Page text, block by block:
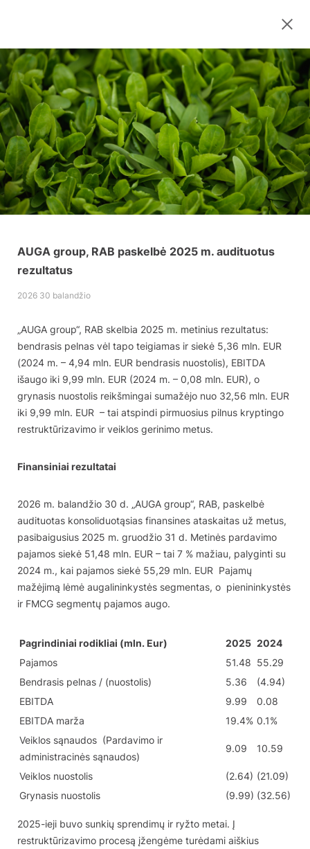
AUGA group, RAB paskelbė 2025 m. audituotus
rezultatus
2026 30 balandžio
„AUGA group“, RAB skelbia 2025 m. metinius rezultatus:
bendrasis pelnas vėl tapo teigiamas ir siekė 5,36 mln. EUR
(2024 m. – 4,94 mln. EUR bendrasis nuostolis), EBITDA
išaugo iki 9,99 mln. EUR (2024 m. – 0,08 mln. EUR), o
grynasis nuostolis reikšmingai sumažėjo nuo 32,56 mln. EUR
iki 9,99 mln. EUR – tai atspindi pirmuosius pilnus kryptingo
restruktūrizavimo ir veiklos gerinimo metus.
Finansiniai rezultatai
2026 m. balandžio 30 d. „AUGA group“, RAB, paskelbė
audituotas konsoliduotąsias finansines ataskaitas už metus,
pasibaigusius 2025 m. gruodžio 31 d. Metinės pardavimo
pajamos siekė 51,48 mln. EUR – tai 7 % mažiau, palyginti su
2024 m., kai pajamos siekė 55,29 mln. EUR Pajamų
mažėjimą lėmė augalininkystės segmentas, o pienininkystės
ir FMCG segmentų pajamos augo.
Pagrindiniai rodikliai (mln. Eur) 2025 2024
Pajamos
51.48 55.29
Bendrasis pelnas / (nuostolis)
5.36
(4.94)
EBITDA
9.99
0.08
EBITDA marža
19.4% 0.1%
Veiklos sąnaudos (Pardavimo ir
administracinės sąnaudos)
9.09 10.59
Veiklos nuostolis (2.64) (21.09)
Grynasis nuostolis
(9.99) (32.56)
2025-ieji buvo sunkių sprendimų ir ryžto metai. Į
restruktūrizavimo procesą įžengėme turėdami aiškius